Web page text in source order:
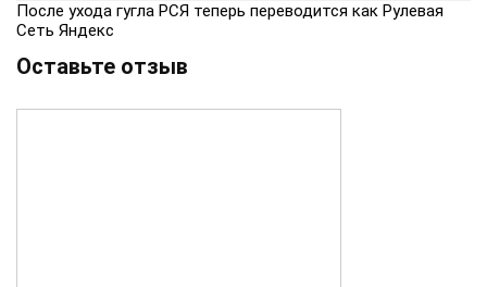
После ухода гугла РСЯ теперь переводится как Рулевая
Сеть Яндекс
Оставьте отзыв